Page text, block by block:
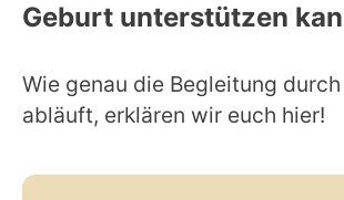
Geburt unterstützen
Wie genau die Begleitung
abläuft, erklären wir euch hier!